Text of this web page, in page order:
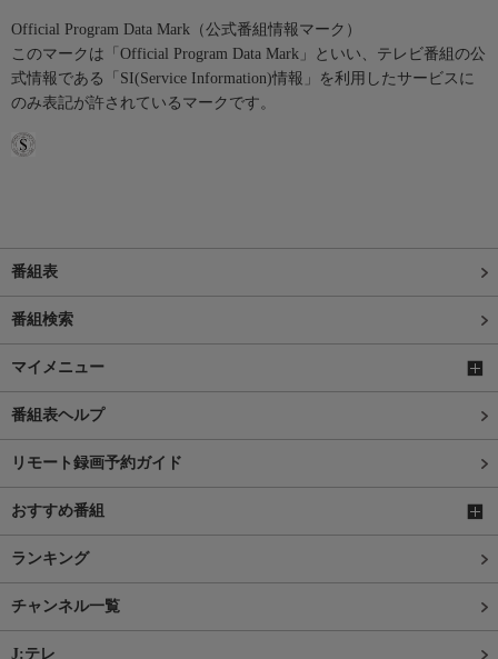
Official Program Data Mark（公式番組情報マーク）
このマークは「Official Program Data Mark」といい、テレビ番組の公
式情報である「SI(Service Information)情報」を利用したサービスに
のみ表記が許されているマークです。
番組表
番組検索
マイメニュー
番組表ヘルプ
リモート録画予約ガイド
おすすめ番組
ランキング
チャンネル一覧
J:テレ